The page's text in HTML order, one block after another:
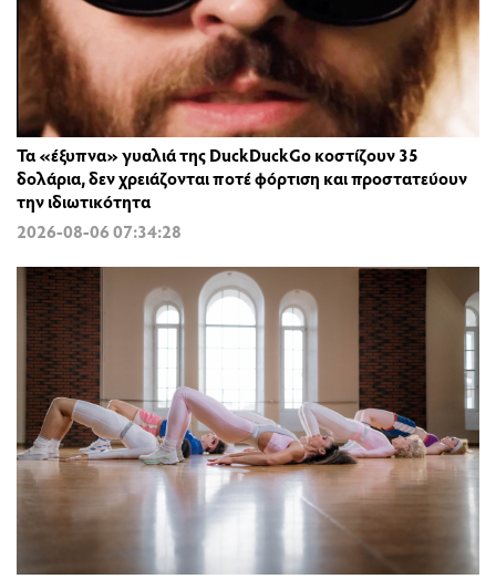
Τα «έξυπνα» γυαλιά της DuckDuckGo κοστίζουν 35
δολάρια, δεν χρειάζονται ποτέ φόρτιση και προστατεύουν
την ιδιωτικότητα
2026-08-06 07:34:28